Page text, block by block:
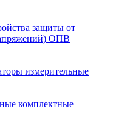
защиты от
ОПВ
измерительные
комплектные